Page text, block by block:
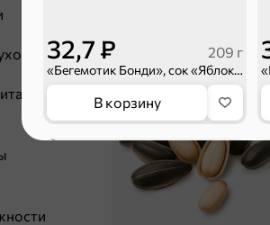
32,7 ₽ 209 г
«Бегемотик Бонди», сок «Яблоко осветленный», 0.2л
В корзину
и
Семечки